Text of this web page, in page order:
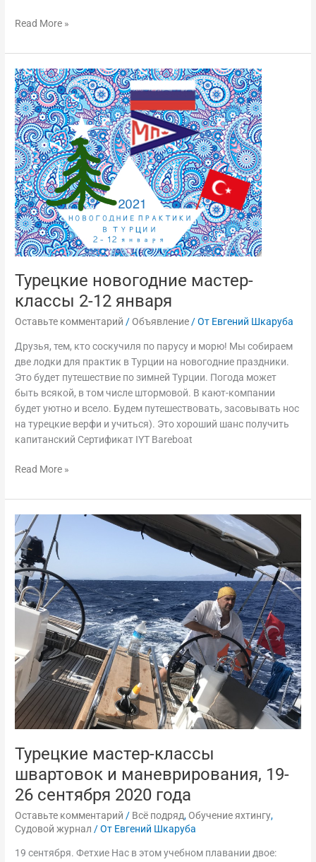
Read More »
Турецкие новогодние мастер-
классы 2-12 января
Оставьте комментарий / Объявление / От Евгений Шкаруба
Друзья, тем, кто соскучиля по парусу и морю! Мы собираем
две лодки для практик в Турции на новогодние праздники.
Это будет путешествие по зимней Турции. Погода может
быть всякой, в том числе штормовой. В кают-компании
будет уютно и всело. Будем путешествовать, засовывать нос
на турецкие верфи и учиться). Это хороший шанс получить
капитанский Сертификат IYT Bareboat
Турецкие
новогодние
мастер-
классы
2-
12
января
Read More »
Турецкие мастер-классы
швартовок и маневрирования, 19-
26 сентября 2020 года
Оставьте комментарий / Всё подряд, Обучение яхтингу,
Судовой журнал / От Евгений Шкаруба
19 сентября. Фетхие Нас в этом учебном плавании двое:
Турецкие
мастер-
классы
швартовок
и
маневрирования,
19-
сентября
2020
года